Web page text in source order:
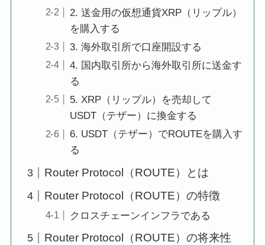
2. 送金用の仮想通貨XRP（リップル）
を購入する
3. 海外取引所で口座開設する
4. 国内取引所から海外取引所に送金す
る
5. XRP（リップル）を売却して
USDT（テザー）に換金する
6. USDT（テザー）でROUTEを購入す
る
Router Protocol（ROUTE）とは
Router Protocol（ROUTE）の特徴
クロスチェーンインフラである
Router Protocol（ROUTE）の将来性